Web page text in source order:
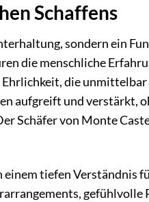
Schaffens
sondern ein
die menschliche
die
aufgreift und verstärkt,
Schäfer von Monte
tiefen Verständnis
gefühlvolle